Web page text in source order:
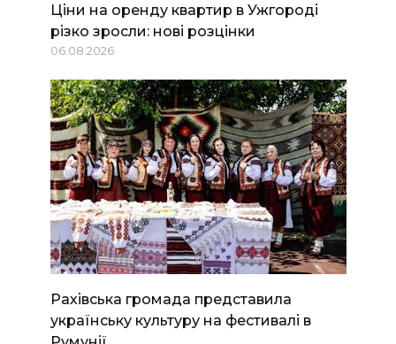
Ціни на оренду квартир в Ужгороді
різко зросли: нові розцінки
06.08.2026
Рахівська громада представила
українську культуру на фестивалі в